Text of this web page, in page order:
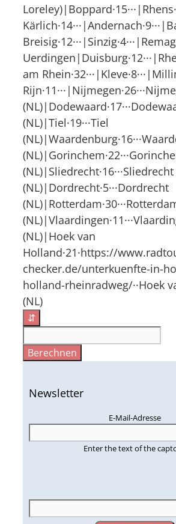
am
(NL)|Tiel·19···Tiel
(NL)|Sliedrecht·16···Sliedrecht
(NL)|Dordrecht·5···Dordrecht
(NL)|Hoek van
Holland·21·https://
checker.de/unterkuenfte-in-
holland-rheinradweg/··Hoek
(NL)
⇵
Berechnen
Newsletter
E-Mail-Adresse
Enter the text of the